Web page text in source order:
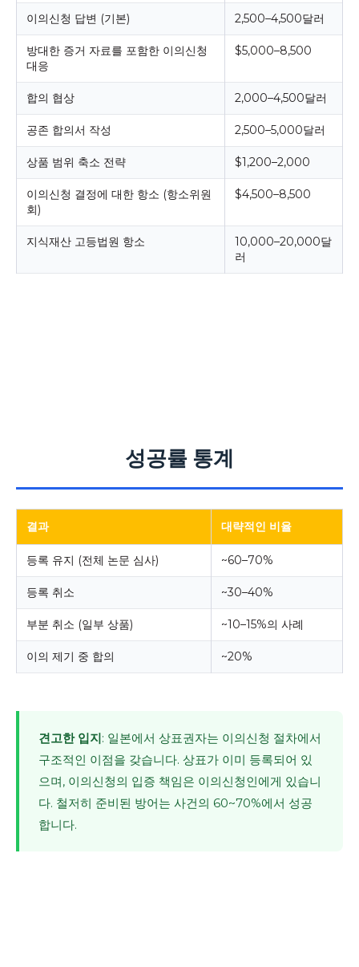
이의신청 답변 (기본) 2,500–4,500달러
방대한 증거 자료를 포함한 이의신청
대응
$5,000–8,500
합의 협상 2,000–4,500달러
공존 합의서 작성 2,500–5,000달러
상품 범위 축소 전략 $1,200–2,000
이의신청 결정에 대한 항소 (항소위원
회)
$4,500–8,500
지식재산 고등법원 항소
10,000–20,000달
러
성공률 통계
결과 대략적인 비율
등록 유지 (전체 논문 심사) ~60–70%
등록 취소 ~30–40%
부분 취소 (일부 상품) ~10–15%의 사례
이의 제기 중 합의 ~20%
견고한 입지: 일본에서 상표권자는 이의신청 절차에서
구조적인 이점을 갖습니다. 상표가 이미 등록되어 있
으며, 이의신청의 입증 책임은 이의신청인에게 있습니
다. 철저히 준비된 방어는 사건의 60~70%에서 성공
합니다.